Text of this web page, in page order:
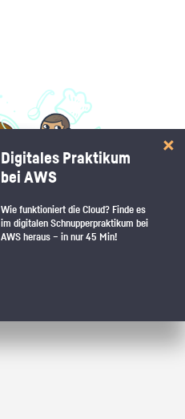
Digitales Praktikum
bei AWS
Wie funktioniert die Cloud? Finde es
im digitalen Schnupperpraktikum bei
AWS heraus – in nur 45 Min!